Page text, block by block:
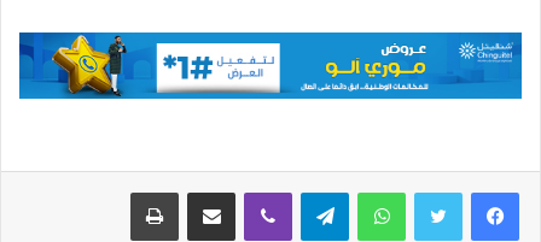
واتساب تيلقرام ڤايبر مشاركة عبر البريد طباعة